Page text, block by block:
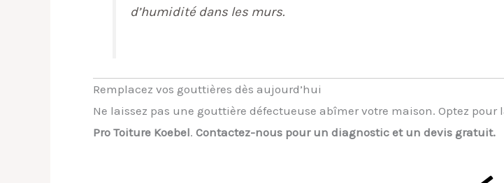
d’humidité dans les murs.
Remplacez vos gouttières dès aujourd’hui
Ne laissez pas une gouttière défectueuse abîmer votre maison. Optez
Pro Toiture Koebel. Contactez-nous pour un diagnostic et un devis gratuit.